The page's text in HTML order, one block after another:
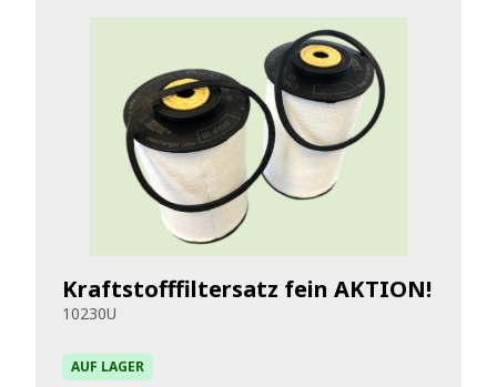
Kraftstofffiltersatz fein AKTION!
10230U
AUF LAGER